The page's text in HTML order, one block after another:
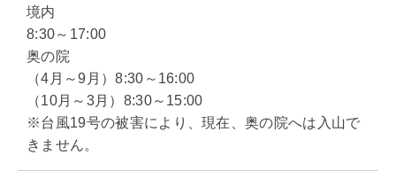
境内
8:30～17:00
奥の院
（4月～9月）8:30～16:00
（10月～3月）8:30～15:00
※台風19号の被害により、現在、奥の院へは入山で
きません。